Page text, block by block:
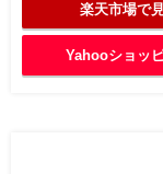
楽天市場で
Yahooショッ